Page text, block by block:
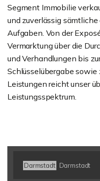
Segment Immobilie
und zuverlässig
Aufgaben. Von der
Vermarktung über die
und Verhandlungen bis
Schlüsselübergabe
Leistungen reicht unser
Leistungsspektrum.
Darmstadt Darmstadt